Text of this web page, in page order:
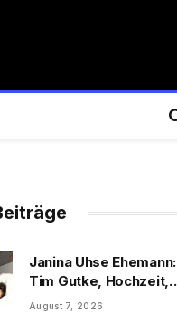
Janina Uhse Ehemann:
Tim Gutke, Hochzeit,
Sohn und Familie
August 7, 2026